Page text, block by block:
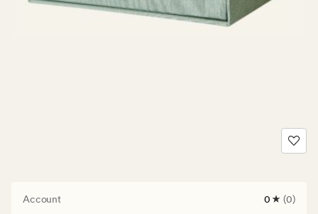
Account
0
0 (0)